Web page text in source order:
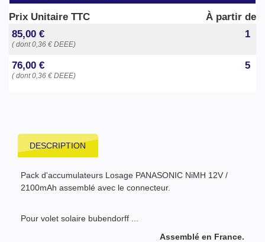
Prix Unitaire TTC
À partir de
85,00 €
( dont 0,36 € DEEE)
1
76,00 €
( dont 0,36 € DEEE)
5
DESCRIPTION
Pack d'accumulateurs Losage PANASONIC NiMH 12V /
2100mAh assemblé avec le connecteur.
Pour volet solaire bubendorff ...
Assemblé en France.